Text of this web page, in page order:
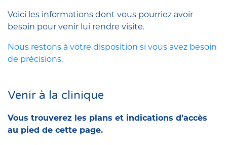
Voici les informations dont vous pourriez avoir
besoin pour venir lui rendre visite.
Nous restons à votre disposition si vous avez besoin
de précisions.
Venir à la clinique
Vous trouverez les plans et indications d’accès
au pied de cette page.